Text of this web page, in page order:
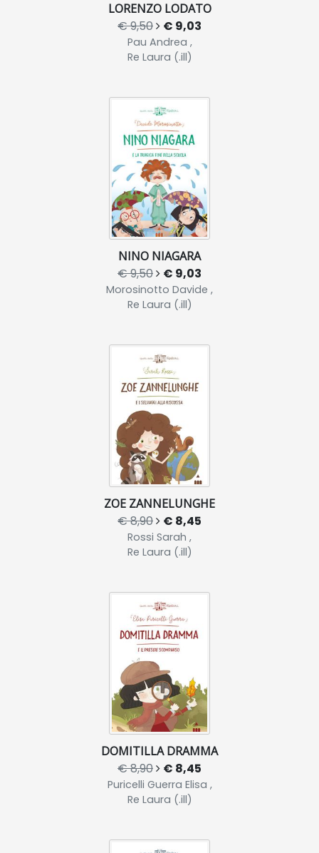
LORENZO LODATO
€ 9,50 € 9,03
Pau Andrea ,
Re Laura (.ill)
NINO NIAGARA
€ 9,50 € 9,03
Morosinotto Davide ,
Re Laura (.ill)
ZOE ZANNELUNGHE
€ 8,90 € 8,45
Rossi Sarah ,
Re Laura (.ill)
DOMITILLA DRAMMA
€ 8,90 € 8,45
Puricelli Guerra Elisa ,
Re Laura (.ill)